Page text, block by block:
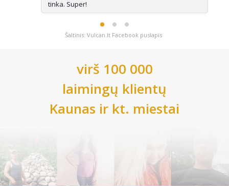
tinka. Super!
Šaltinis: Vulcan.lt Facebook puslapis
virš 100 000
laimingų klientų
Kaunas ir kt. miestai